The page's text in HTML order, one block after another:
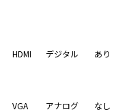
HDMI デジタル あり
VGA アナログ なし